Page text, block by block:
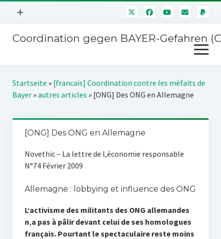
Menü
+
Mitmachen
Über uns
Impressum
Coordination gegen BAYER-Gefahren
Menü
öffnen
Kampagnen
BAYER-Hauptversammlungen
SPENDEN
Startseite » [francais] Coordination contre les méfaits de
Bayer»autres articles » [ONG] Des ONG en Allemagne
[ONG] Des ONG en Allemagne
Novethic – La lettre de l‚économie responsable
N°74 Février 2009
Allemagne : lobbying et influence des ONG
L‘activisme des militants des ONG allemandes
n‚a pas à pâlir devant celui de ses homologues
français. Pourtant le spectaculaire reste moins